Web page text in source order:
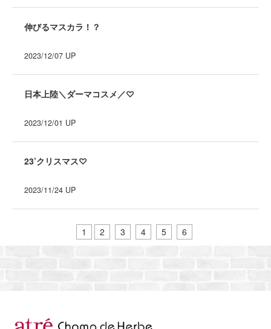
伸びるマスカラ！？
2023/12/07 UP
日本上陸＼ダーマコスメ／♡
2023/12/01 UP
23’クリスマス♡
2023/11/24 UP
1 2 3 4 5 6